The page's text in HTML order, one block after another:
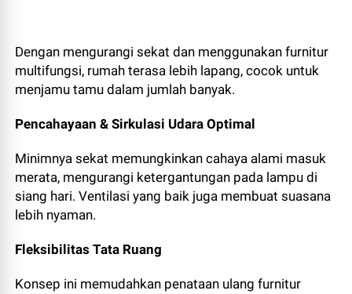
Dengan mengurangi sekat dan menggunakan furnitur
multifungsi, rumah terasa lebih lapang, cocok untuk
menjamu tamu dalam jumlah banyak.
Pencahayaan & Sirkulasi Udara Optimal
Minimnya sekat memungkinkan cahaya alami masuk
merata, mengurangi ketergantungan pada lampu di
siang hari. Ventilasi yang baik juga membuat suasana
lebih nyaman.
Fleksibilitas Tata Ruang
Konsep ini memudahkan penataan ulang furnitur